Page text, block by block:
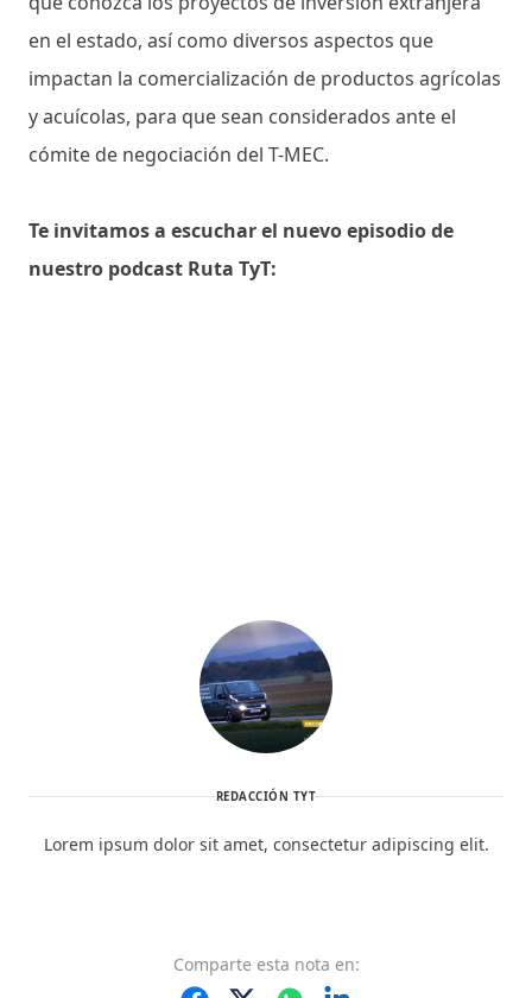
en el estado, así como diversos aspectos que
impactan la comercialización de productos agrícolas
y acuícolas, para que sean considerados ante el
cómite de negociación del T-MEC.
Te invitamos a escuchar el nuevo episodio de
nuestro podcast Ruta TyT:
REDACCIÓN TYT
Lorem ipsum dolor sit amet, consectetur adipiscing elit.
Comparte esta nota en: